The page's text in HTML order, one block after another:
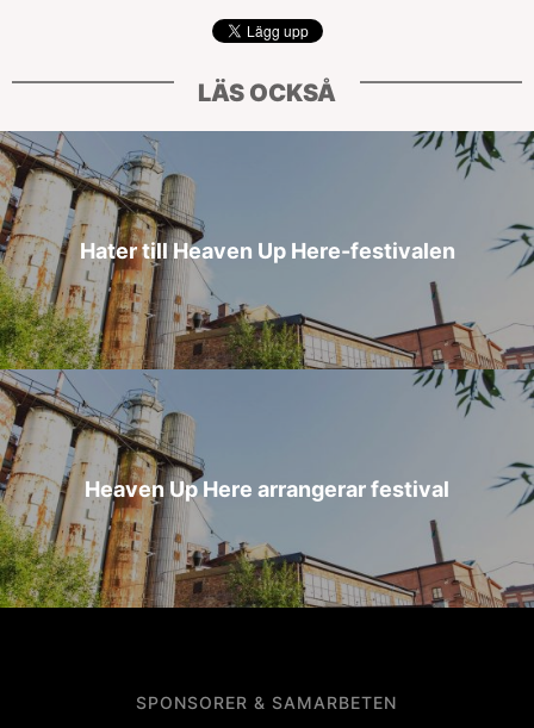
LÄS OCKSÅ
Hater till Heaven Up Here-festivalen
Heaven Up Here arrangerar festival
SPONSORER & SAMARBETEN